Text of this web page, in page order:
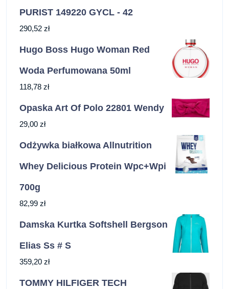
PURIST 149220 GYCL - 42
290,52 zł
Hugo Boss Hugo Woman Red
Woda Perfumowana 50ml
118,78 zł
Opaska Art Of Polo 22801 Wendy
29,00 zł
Odżywka białkowa Allnutrition
Whey Delicious Protein Wpc+Wpi
700g
82,99 zł
Damska Kurtka Softshell Bergson
Elias Ss # S
359,20 zł
TOMMY HILFIGER TECH